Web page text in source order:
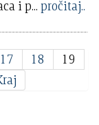
i p... pročitaj..
17 18
19